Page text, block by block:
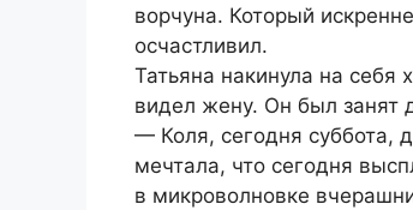
ворчуна. Который
осчастливил.
Татьяна накинула на
видел жену. Он был занят
— Коля, сегодня суббота,
мечтала, что сегодня
в микроволновке